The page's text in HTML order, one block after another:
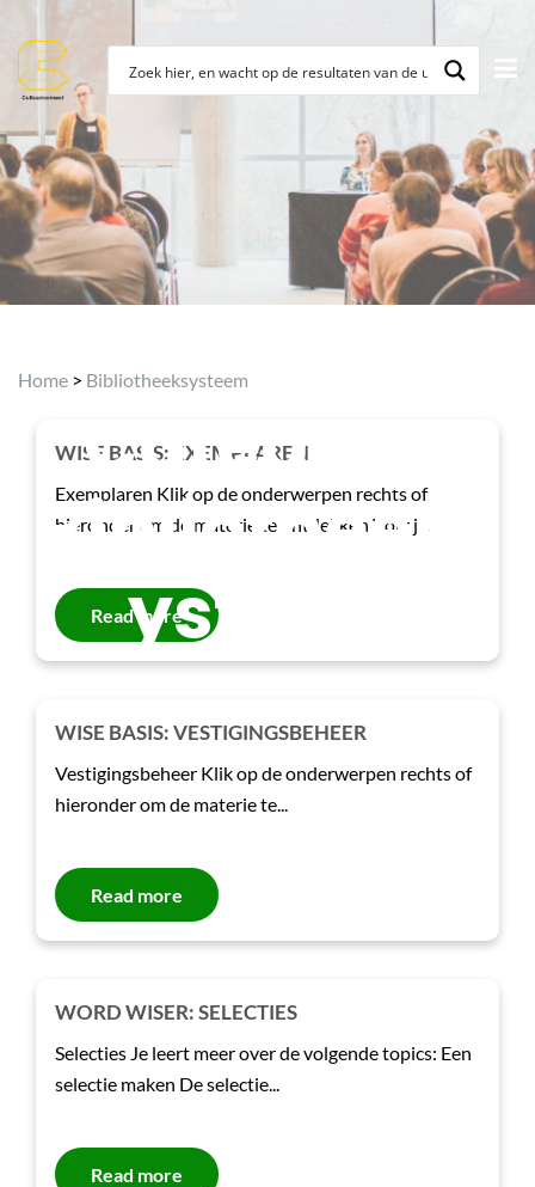
Course
Category:
Bibliotheeks
ysteem
Home > Bibliotheeksysteem
WISE BASIS: EXEMPLAREN
Exemplaren Klik op de onderwerpen rechts of
hieronder om de materie te ontdekken Volg je...
Read more
WISE BASIS: VESTIGINGSBEHEER
Vestigingsbeheer Klik op de onderwerpen rechts of
hieronder om de materie te...
Read more
WORD WISER: SELECTIES
Selecties Je leert meer over de volgende topics: Een
selectie maken De selectie...
Read more